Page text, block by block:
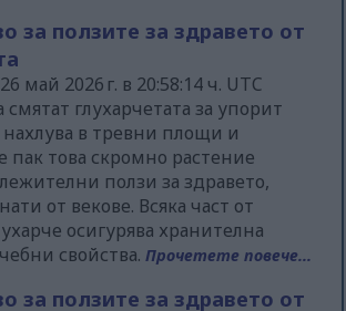
за ползите за здравето от
май 2026 г. в 20:58:14 ч. UTC
смятат глухарчетата за упорит
нахлува в тревни площи и
пак това скромно растение
ползи за здравето,
от векове. Всяка част от
осигурява хранителна
свойства.Прочетете повече...
за ползите за здравето от